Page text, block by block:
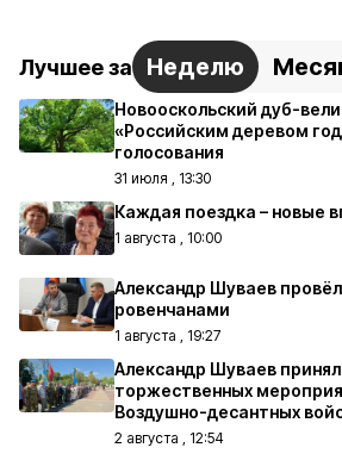
Лучшее за Неделю
Новооскольский дуб-
«Российским деревом
голосования
31 июля , 13:30
Каждая поездка – новые
1 августа , 10:00
Александр Шуваев
ровенчанами
1 августа , 19:27
Александр Шуваев
торжественных
Воздушно-десантных
2 августа , 12:54